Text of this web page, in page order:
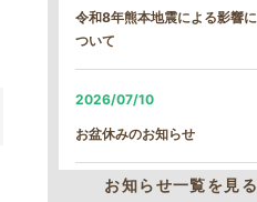
令和8年熊本地震による影響に
ついて
2026/07/10
お盆休みのお知らせ
2026/07/10
お知らせ一覧を見る